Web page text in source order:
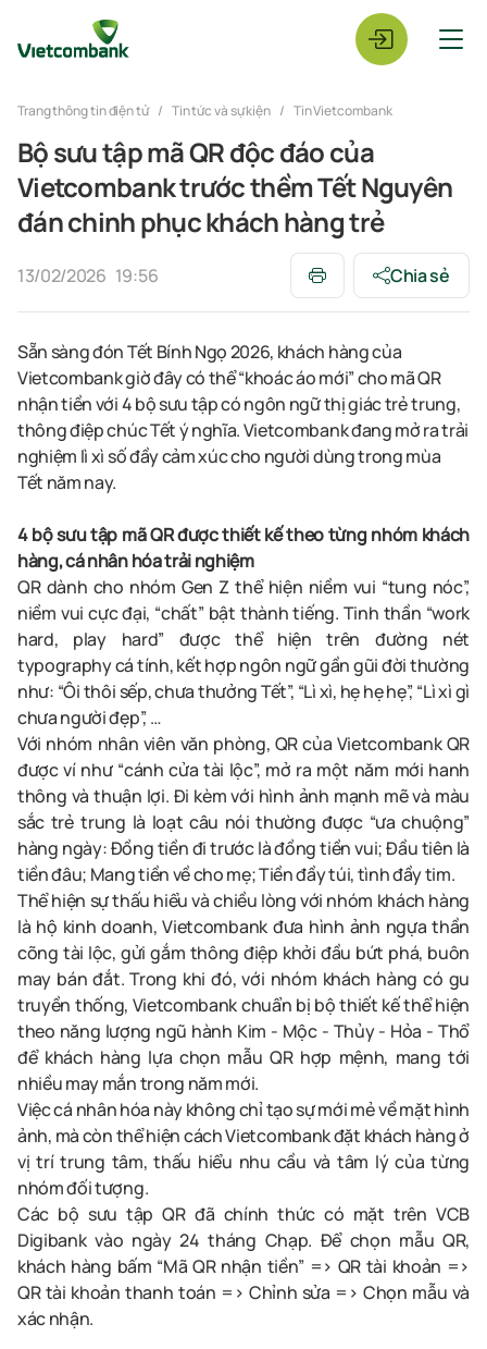
Trang thông tin điện tử Tin tức và sự kiện Tin Vietcombank
Bộ sưu tập mã QR độc đáo của
Vietcombank trước thềm Tết Nguyên
đán chinh phục khách hàng trẻ
13/02/2026 19:56 Chia sẻ
Sẵn sàng đón Tết Bính Ngọ 2026, khách hàng của
Vietcombank giờ đây có thể “khoác áo mới” cho mã QR
nhận tiền với 4 bộ sưu tập có ngôn ngữ thị giác trẻ trung,
thông điệp chúc Tết ý nghĩa. Vietcombank đang mở ra trải
nghiệm lì xì số đầy cảm xúc cho người dùng trong mùa
Tết năm nay.
4 bộ sưu tập mã QR được thiết kế theo từng nhóm khách
hàng, cá nhân hóa trải nghiệm
QR dành cho nhóm Gen Z thể hiện niềm vui “tung nóc”,
niềm vui cực đại, “chất” bật thành tiếng. Tinh thần “work
hard, play hard” được thể hiện trên đường nét
typography cá tính, kết hợp ngôn ngữ gần gũi đời thường
như: “Ôi thôi sếp, chưa thưởng Tết”, “Lì xì, hẹ hẹ hẹ”, “Lì xì gì
chưa người đẹp”, …
Với nhóm nhân viên văn phòng, QR của Vietcombank QR
được ví như “cánh cửa tài lộc”, mở ra một năm mới hanh
thông và thuận lợi. Đi kèm với hình ảnh mạnh mẽ và màu
sắc trẻ trung là loạt câu nói thường được “ưa chuộng”
hàng ngày: Đồng tiền đi trước là đồng tiền vui; Đầu tiên là
tiền đâu; Mang tiền về cho mẹ; Tiền đầy túi, tình đầy tim.
Thể hiện sự thấu hiểu và chiều lòng với nhóm khách hàng
là hộ kinh doanh, Vietcombank đưa hình ảnh ngựa thần
cõng tài lộc, gửi gắm thông điệp khởi đầu bứt phá, buôn
may bán đắt. Trong khi đó, với nhóm khách hàng có gu
truyền thống, Vietcombank chuẩn bị bộ thiết kế thể hiện
theo năng lượng ngũ hành Kim - Mộc - Thủy - Hỏa - Thổ
để khách hàng lựa chọn mẫu QR hợp mệnh, mang tới
nhiều may mắn trong năm mới.
Việc cá nhân hóa này không chỉ tạo sự mới mẻ về mặt hình
ảnh, mà còn thể hiện cách Vietcombank đặt khách hàng ở
vị trí trung tâm, thấu hiểu nhu cầu và tâm lý của từng
nhóm đối tượng.
Các bộ sưu tập QR đã chính thức có mặt trên VCB
Digibank vào ngày 24 tháng Chạp. Để chọn mẫu QR,
khách hàng bấm “Mã QR nhận tiền” => QR tài khoản =>
QR tài khoản thanh toán => Chỉnh sửa => Chọn mẫu và
xác nhận.